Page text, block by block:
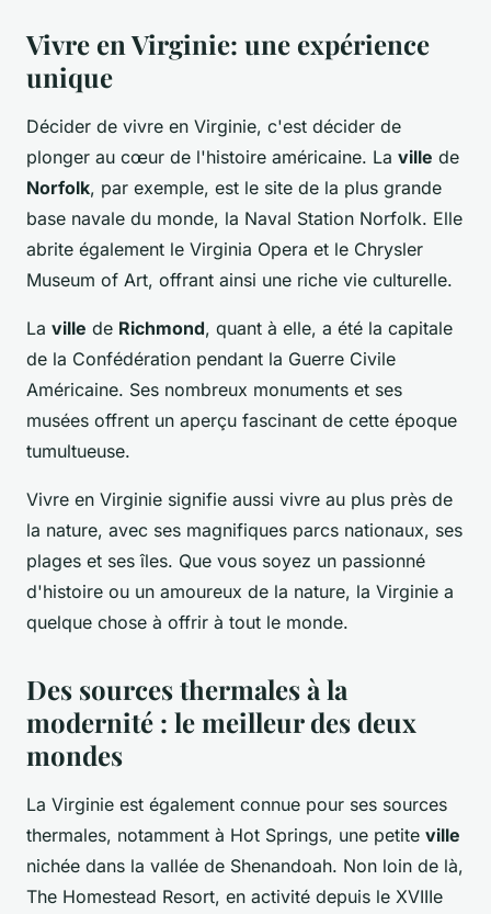
Vivre en Virginie: une expérience
unique
Décider de vivre en Virginie, c'est décider de
plonger au cœur de l'histoire américaine. La ville de
Norfolk, par exemple, est le site de la plus grande
base navale du monde, la Naval Station Norfolk. Elle
abrite également le Virginia Opera et le Chrysler
Museum of Art, offrant ainsi une riche vie culturelle.
La ville de Richmond, quant à elle, a été la capitale
de la Confédération pendant la Guerre Civile
Américaine. Ses nombreux monuments et ses
musées offrent un aperçu fascinant de cette époque
tumultueuse.
Vivre en Virginie signifie aussi vivre au plus près de
la nature, avec ses magnifiques parcs nationaux, ses
plages et ses îles. Que vous soyez un passionné
d'histoire ou un amoureux de la nature, la Virginie a
quelque chose à offrir à tout le monde.
Des sources thermales à la
modernité : le meilleur des deux
mondes
La Virginie est également connue pour ses sources
thermales, notamment à Hot Springs, une petite ville
nichée dans la vallée de Shenandoah. Non loin de là,
The Homestead Resort, en activité depuis le XVIIIe